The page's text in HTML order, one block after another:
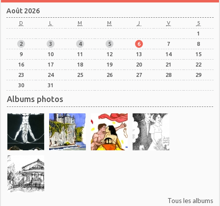
Août 2026
D L M M J V S
1
2
3 4 5 6 7
8
9
10 11 12 13 14
15
16
17 18 19 20 21
22
23
24 25 26 27 28
29
30
31
Albums photos
Tous les albums